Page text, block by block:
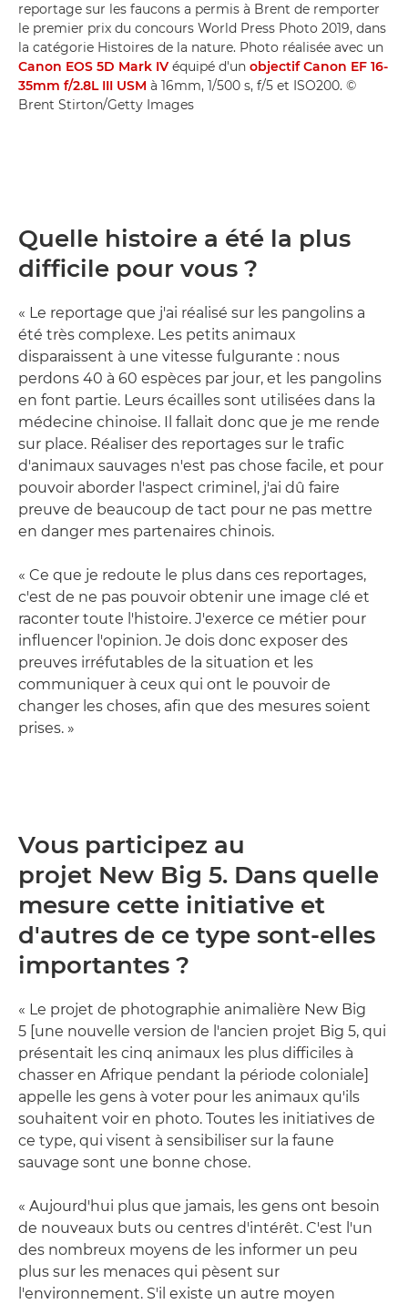
reportage sur les faucons a permis à Brent de remporter
le premier prix du concours World Press Photo 2019, dans
la catégorie Histoires de la nature. Photo réalisée avec un
Canon EOS 5D Mark IV équipé d'un objectif Canon EF 16-
35mm f/2.8L III USM à 16mm, 1/500 s, f/5 et ISO200. ©
Brent Stirton/Getty Images
Quelle histoire a été la plus
difficile pour vous ?
« Le reportage que j'ai réalisé sur les pangolins a
été très complexe. Les petits animaux
disparaissent à une vitesse fulgurante : nous
perdons 40 à 60 espèces par jour, et les pangolins
en font partie. Leurs écailles sont utilisées dans la
médecine chinoise. Il fallait donc que je me rende
sur place. Réaliser des reportages sur le trafic
d'animaux sauvages n'est pas chose facile, et pour
pouvoir aborder l'aspect criminel, j'ai dû faire
preuve de beaucoup de tact pour ne pas mettre
en danger mes partenaires chinois.
« Ce que je redoute le plus dans ces reportages,
c'est de ne pas pouvoir obtenir une image clé et
raconter toute l'histoire. J'exerce ce métier pour
influencer l'opinion. Je dois donc exposer des
preuves irréfutables de la situation et les
communiquer à ceux qui ont le pouvoir de
changer les choses, afin que des mesures soient
prises. »
Vous participez au
projet New Big 5. Dans quelle
mesure cette initiative et
d'autres de ce type sont-elles
importantes ?
« Le projet de photographie animalière New Big
5 [une nouvelle version de l'ancien projet Big 5, qui
présentait les cinq animaux les plus difficiles à
chasser en Afrique pendant la période coloniale]
appelle les gens à voter pour les animaux qu'ils
souhaitent voir en photo. Toutes les initiatives de
ce type, qui visent à sensibiliser sur la faune
sauvage sont une bonne chose.
« Aujourd'hui plus que jamais, les gens ont besoin
de nouveaux buts ou centres d'intérêt. C'est l'un
des nombreux moyens de les informer un peu
plus sur les menaces qui pèsent sur
l'environnement. S'il existe un autre moyen